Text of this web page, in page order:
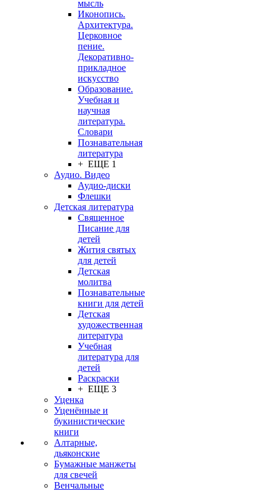
мысль
Иконопись.
Архитектура.
Церковное
пение.
Декоративно-
прикладное
искусство
Образование.
Учебная и
научная
литература.
Словари
Познавательная
литература
+ ЕЩЕ 1
Аудио. Видео
Аудио-диски
Флешки
Детская литература
Священное
Писание для
детей
Жития святых
для детей
Детская
молитва
Познавательные
книги для детей
Детская
художественная
литература
Учебная
литература для
детей
Раскраски
+ ЕЩЕ 3
Уценка
Уценённые и
букинистические
книги
Алтарные,
дьяконские
Бумажные манжеты
для свечей
Венчальные